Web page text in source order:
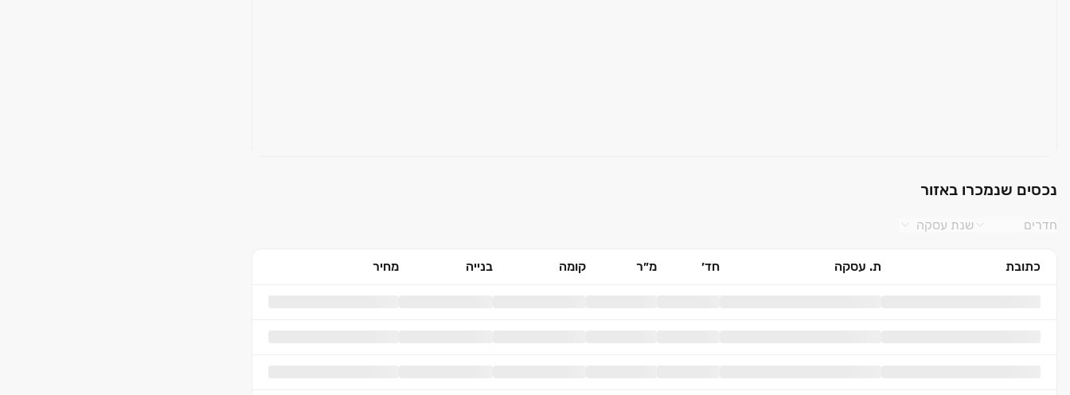
נכסים שנמכרו באזור
חדרים שנת עסקה
כתובת ת. עסקה חד׳ מ״ר קומה בנייה מחיר